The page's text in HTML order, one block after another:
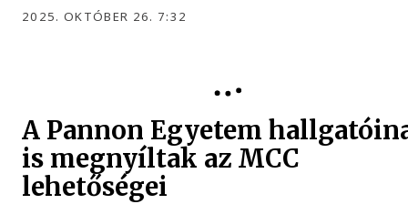
2025. OKTÓBER 26. 7:32
A Pannon Egyetem
is megnyíltak az MCC
lehetőségei